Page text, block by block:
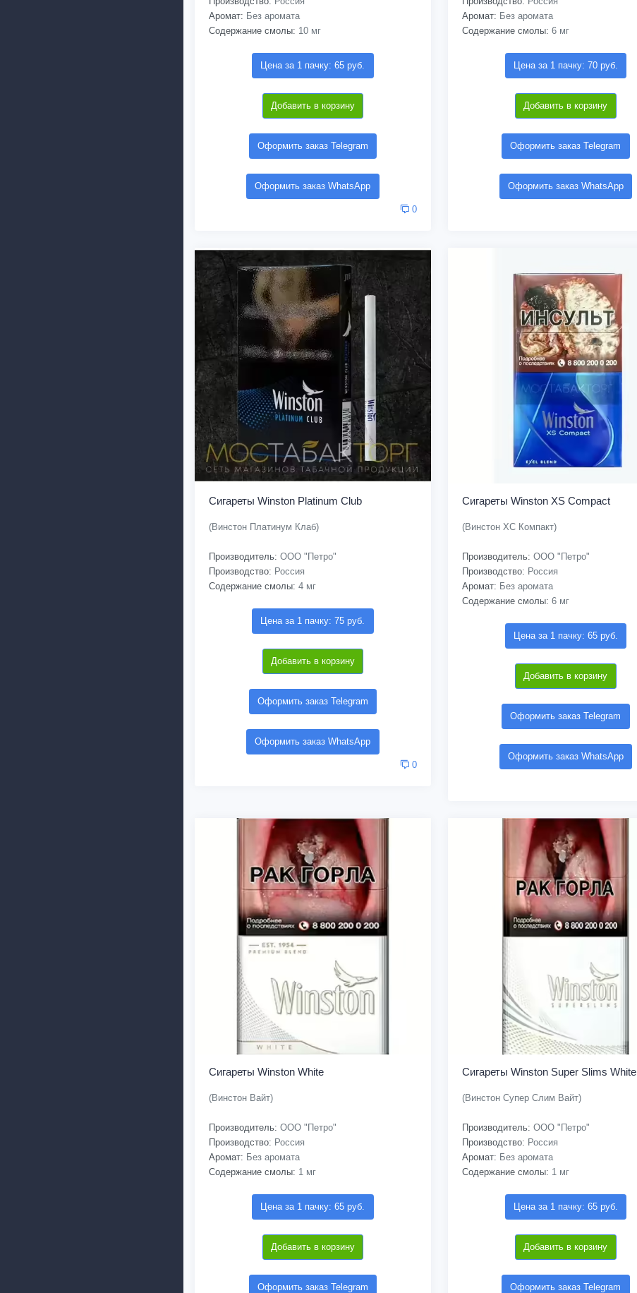
Аромат: Без аромата
Содержание смолы: 10 мг
Цена за 1 пачку: 65 руб.
Добавить в корзину
Оформить заказ Telegram
Оформить заказ WhatsApp
0
Аромат: Без аромата
Содержание смолы: 6 мг
Цена за 1 пачку: 70 руб.
Добавить в корзину
Оформить заказ Telegram
Оформить заказ WhatsApp
Сигареты Winston Platinum Club
(Винстон Платинум Клаб)
Производитель: ООО "Петро"
Производство: Россия
Содержание смолы: 4 мг
Цена за 1 пачку: 75 руб.
Добавить в корзину
Оформить заказ Telegram
Оформить заказ WhatsApp
0
Сигареты Winston XS Compact
(Винстон ХС Компакт)
Производитель: ООО "Петро"
Производство: Россия
Аромат: Без аромата
Содержание смолы: 6 мг
Цена за 1 пачку: 65 руб.
Добавить в корзину
Оформить заказ Telegram
Оформить заказ WhatsApp
Сигареты Winston White
(Винстон Вайт)
Производитель: ООО "Петро"
Производство: Россия
Аромат: Без аромата
Содержание смолы: 1 мг
Цена за 1 пачку: 65 руб.
Добавить в корзину
Оформить заказ Telegram
Сигареты Winston Super Slims White
(Винстон Супер Слим Вайт)
Производитель: ООО "Петро"
Производство: Россия
Аромат: Без аромата
Содержание смолы: 1 мг
Цена за 1 пачку: 65 руб.
Добавить в корзину
Оформить заказ Telegram